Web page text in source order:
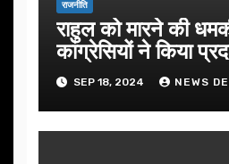
राजनीति
राहुल को मारने की
कांग्रेसियों ने किया
SEP 18, 2024 NEWS